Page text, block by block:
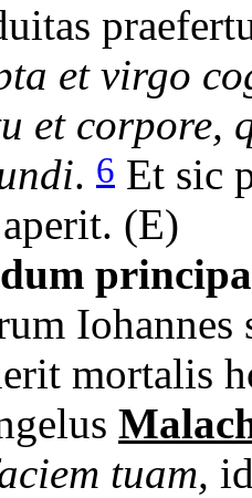
et virgo
et corpore,
. 6 Et sic
(E)
mortalis
tuam,